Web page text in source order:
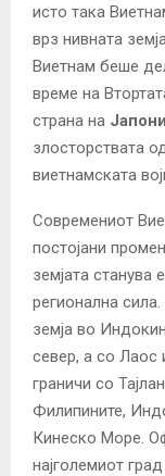
исто така
врз нивната
Виетнам беше
време на
страна на
злосторствата
виетнамската
Современиот
постојани
земјата станува
регионална
земја во
север, а со
граничи со
Филипините,
Кинеско Море.
најголемиот